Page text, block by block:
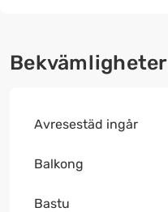
Bekvämligheter
Avresestäd ingår
Balkong
Bastu